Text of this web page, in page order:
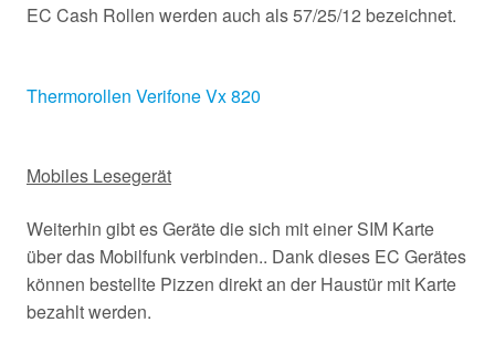
EC Cash Rollen werden auch als 57/25/12 bezeichnet.
Thermorollen Verifone Vx 820
Mobiles Lesegerät
Weiterhin gibt es Geräte die sich mit einer SIM Karte
über das Mobilfunk verbinden.. Dank dieses EC Gerätes
können bestellte Pizzen direkt an der Haustür mit Karte
bezahlt werden.